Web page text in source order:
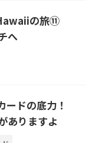
の旅⑪
へ
ードの底力！
ありますよ